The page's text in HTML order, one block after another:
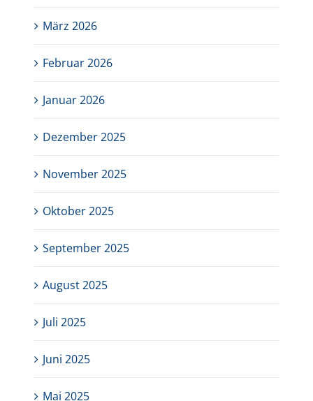
März 2026
Februar 2026
Januar 2026
Dezember 2025
November 2025
Oktober 2025
September 2025
August 2025
Juli 2025
Juni 2025
Mai 2025